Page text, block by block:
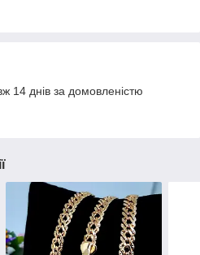
14 днів за домовленістю